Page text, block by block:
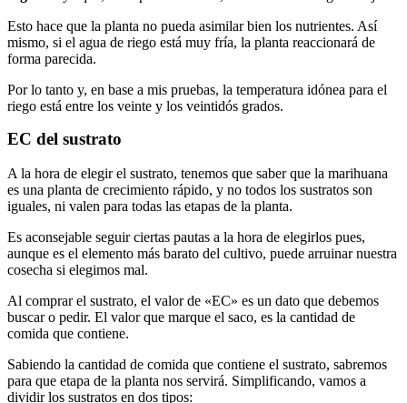
Esto hace que la planta no pueda asimilar bien los nutrientes. Así
mismo, si el agua de riego está muy fría, la planta reaccionará de
forma parecida.
Por lo tanto y, en base a mis pruebas, la temperatura idónea para el
riego está entre los veinte y los veintidós grados.
EC del sustrato
A la hora de elegir el sustrato, tenemos que saber que la marihuana
es una planta de crecimiento rápido, y no todos los sustratos son
iguales, ni valen para todas las etapas de la planta.
Es aconsejable seguir ciertas pautas a la hora de elegirlos pues,
aunque es el elemento más barato del cultivo, puede arruinar nuestra
cosecha si elegimos mal.
Al comprar el sustrato, el valor de «EC» es un dato que debemos
buscar o pedir. El valor que marque el saco, es la cantidad de
comida que contiene.
Sabiendo la cantidad de comida que contiene el sustrato, sabremos
para que etapa de la planta nos servirá. Simplificando, vamos a
dividir los sustratos en dos tipos: